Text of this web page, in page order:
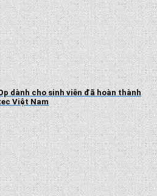
dành cho sinh viên đã hoàn thành
Việt Nam